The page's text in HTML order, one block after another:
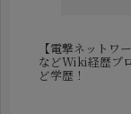
【電撃ネットワ
などWiki経歴プ
ど学歴！